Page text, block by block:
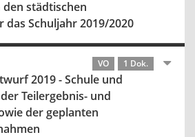
städtischen
Schuljahr 2019/2020
VO 1 Dok.
2019 - Schule und
Teilergebnis- und
der geplanten